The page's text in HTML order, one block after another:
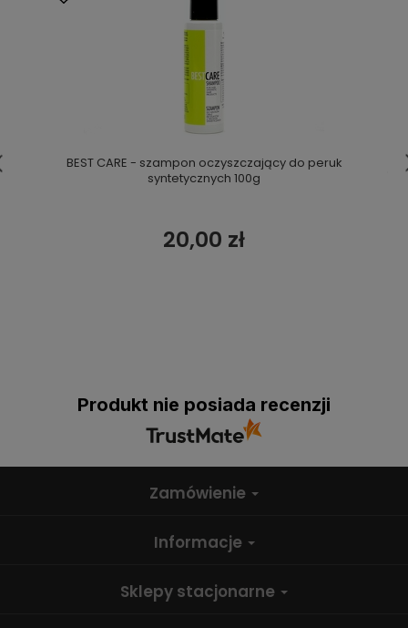
BEST CARE - szampon oczyszczający do peruk
syntetycznych 100g
20,00 zł
Produkt nie posiada recenzji
Zamówienie
Informacje
Sklepy stacjonarne